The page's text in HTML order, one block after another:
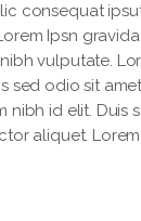
consequat
Ipsn
vulputate.
sed odio sit
id elit. Duis
aliquet.